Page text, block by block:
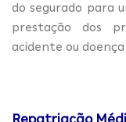
do segurado para
prestação dos
acidente ou doença